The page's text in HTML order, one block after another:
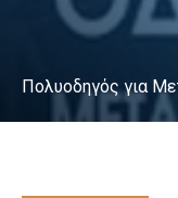
Πολυοδηγός για